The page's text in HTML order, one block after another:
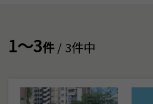
1～3件/ 3件中